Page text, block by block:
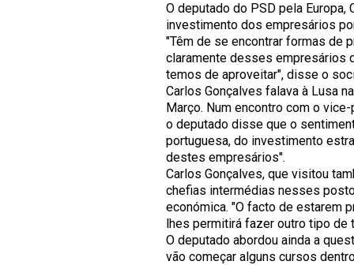
O deputado do PSD pela
investimento dos empresários
"Têm de se encontrar formas de
claramente desses empresários
temos de aproveitar", disse o
Carlos Gonçalves falava à Lusa
Março. Num encontro com o
o deputado disse que o
portuguesa, do investimento
destes empresários".
Carlos Gonçalves, que visitou
chefias intermédias nesses
económica. "O facto de estarem
lhes permitirá fazer outro tipo de
O deputado abordou ainda a
vão começar alguns cursos